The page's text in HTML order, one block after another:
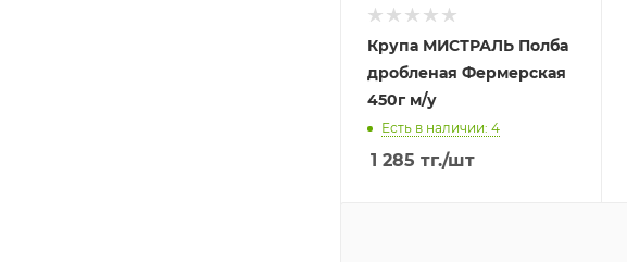
Крупа МИСТРАЛЬ Полба
дробленая Фермерская
450г м/у
Есть в наличии: 4
1 285 тг./шт